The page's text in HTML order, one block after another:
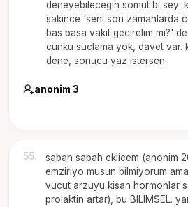
deneyebilecegin somut bi sey:
sakince 'seni son zamanlarda
bas basa vakit gecirelim mi?'
cunku suclama yok, davet var.
dene, sonucu yaz istersen.
anonim 3
55.
sabah sabah eklicem (anonim
emziriyo musun bilmiyorum
vucut arzuyu kisan hormonlar
prolaktin artar), bu BILIMSEL.